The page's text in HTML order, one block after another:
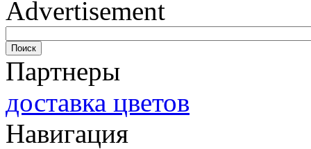
Advertisement
Партнеры
доставка цветов
Навигация